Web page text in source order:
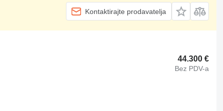
Kontaktirajte prodavatelja
44.300 €
Bez PDV-a